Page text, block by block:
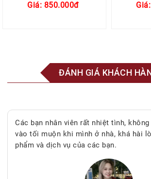
Giá: 850.000đ
ĐÁNH GIÁ KHÁCH
Các bạn nhân viên rất nhiệt tình,
vào tối muộn khi mình ở nhà, khá hài
phẩm và dịch vụ của các bạn.